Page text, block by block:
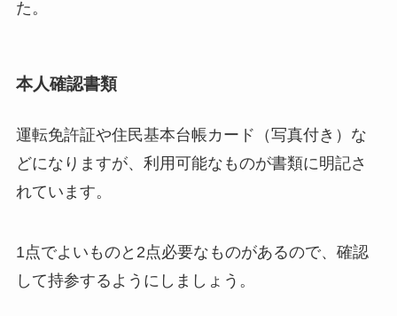
た。
本人確認書類
運転免許証や住民基本台帳カード（写真付き）な
どになりますが、利用可能なものが書類に明記さ
れています。
1点でよいものと2点必要なものがあるので、確認
して持参するようにしましょう。